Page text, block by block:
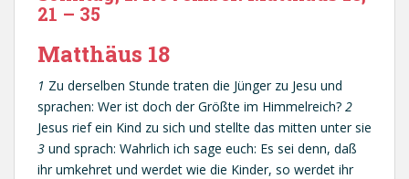
21 – 35
Matthäus 18
1 Zu derselben Stunde traten die Jünger zu Jesu und
sprachen: Wer ist doch der Größte im Himmelreich? 2
Jesus rief ein Kind zu sich und stellte das mitten unter sie
3 und sprach: Wahrlich ich sage euch: Es sei denn, daß
ihr umkehret und werdet wie die Kinder, so werdet ihr